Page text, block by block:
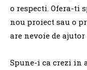
o respecti. Ofera-ti
nou proiect sau o
are nevoie de
Spune-i ca crezi in